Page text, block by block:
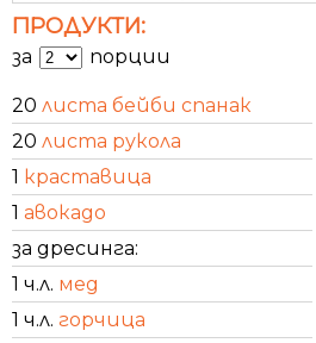
ПРОДУКТИ:
за порции
20 листа бейби спанак
20 листа рукола
1 краставица
1 авокадо
за дресинга:
1 ч.л. мед
1 ч.л. горчица